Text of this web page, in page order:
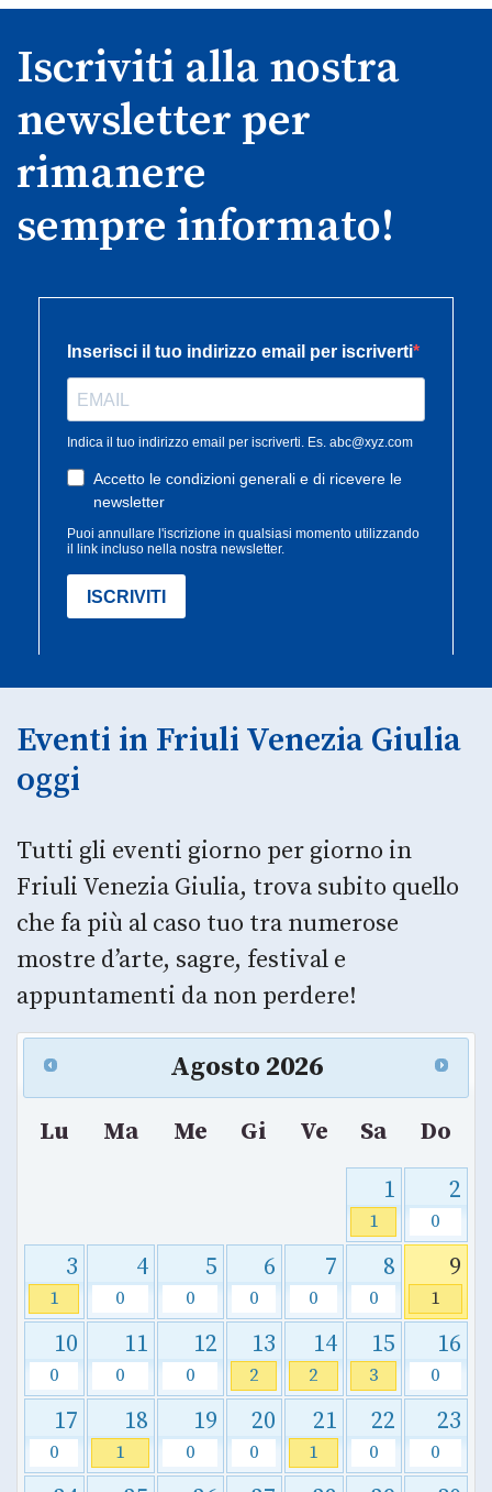
Iscriviti alla nostra
newsletter per
rimanere
sempre informato!
Eventi in Friuli Venezia Giulia
oggi
Tutti gli eventi giorno per giorno in
Friuli Venezia Giulia, trova subito quello
che fa più al caso tuo tra numerose
mostre d’arte, sagre, festival e
appuntamenti da non perdere!
Agosto 2026
Lu Ma Me Gi Ve Sa
Do
1
1
2
0
3
1
4
0
5
0
6
0
7
0
8
0
9
1
10
0
11
0
12
0
13
2
14
2
15
3
16
0
17
0
18
1
19
0
20
0
21
1
22
0
23
0